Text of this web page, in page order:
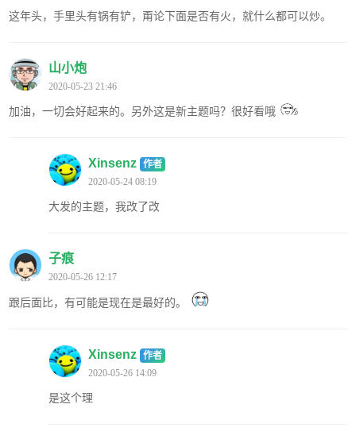
这年头，手里头有锅有铲，甭论下面是否有火，就什么都可以炒。
山小炮
2020-05-23 21:46
加油，一切会好起来的。另外这是新主题吗？很好看哦
Xinsenz 作者
2020-05-24 08:19
大发的主题，我改了改
子痕
2020-05-26 12:17
跟后面比，有可能是现在是最好的。
Xinsenz 作者
2020-05-26 14:09
是这个理